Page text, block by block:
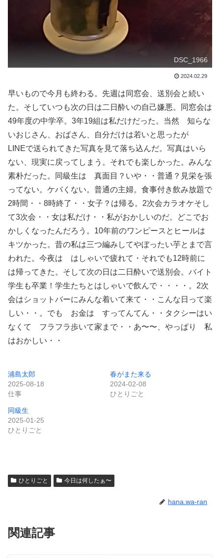
DSC_1966
2024.02.29
早いもので今月も終わる。先週は同窓会、送別会と続い
た。そしていつも次の日は二日酔いの自己嫌悪。同窓会は
49年度の中学卒。3年19組は私だけだった。当然 知らな
いおじさん、おばさん、自分だけは若いと思ったが
LINEで送られてきた写真を見て落ち込んだ。写真はいら
ない、現実に戻ってしまう。それでも楽しかった。みんな
素朴だった。同級生は 真面目？いや・・普通？見栄を張
ってない。ケバくない。普通の主婦。食事付き飲み放題で
2時間・・8時終了・・女子？は帰る。2次会カラオケそし
て3次会・・女は私だけ・・私がおかしいのだ。どこでお
かしくなったんだろう。10年前のワンピースとヒールは
キツかった。昔の私は三つ編みしてやぼったい芋とまで言
われた。今夜は はしゃいで疲れて・それでも12時前に
は帰ってきた。そして次の日は二日酔いで送別会。バイト
学生も卒業！学生たちとはしゃいで飲んで・・・・。2次
会はショットバーにみんな着いて来て・・こんな日って楽
しい・・。でも お金は すってんてん・・タクシーはい
なくて フラフラ歩いて家まで・・あ〜〜、やっぱり 私
はおかしい・・
浦島太郎
2025-08-18
仕事
春がまた来る
2024-02-08
ひとりごと
同級生
2025-01-25
ひとりごと
ひとりごと 今日は何したぁ〜
hana.wa-ran
関連記事